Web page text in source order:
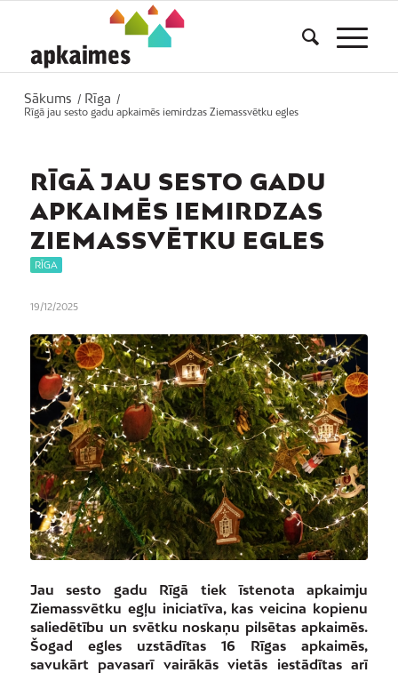
Sākums / Rīga
/
Rīgā jau sesto gadu apkaimēs iemirdzas Ziemassvētku egles
RĪGĀ JAU SESTO GADU
APKAIMĒS IEMIRDZAS
ZIEMASSVĒTKU EGLES
RĪGA
19/12/2025
Jau sesto gadu Rīgā tiek īstenota apkaimju
Ziemassvētku egļu iniciatīva, kas veicina kopienu
saliedētību un svētku noskaņu pilsētas apkaimēs.
Šogad egles uzstādītas 16 Rīgas apkaimēs,
savukārt pavasarī vairākās vietās iestādītas arī